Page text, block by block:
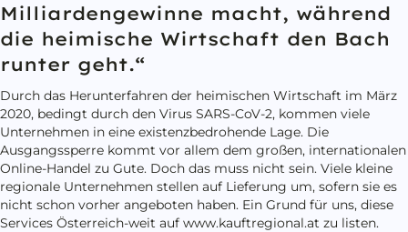
Milliardengewinne macht, während
die heimische Wirtschaft den Bach
runter geht.“
Durch das Herunterfahren der heimischen Wirtschaft im März
2020, bedingt durch den Virus SARS-CoV-2, kommen viele
Unternehmen in eine existenzbedrohende Lage. Die
Ausgangssperre kommt vor allem dem großen, internationalen
Online-Handel zu Gute. Doch das muss nicht sein. Viele kleine
regionale Unternehmen stellen auf Lieferung um, sofern sie es
nicht schon vorher angeboten haben. Ein Grund für uns, diese
Services Österreich-weit auf www.kauftregional.at zu listen.